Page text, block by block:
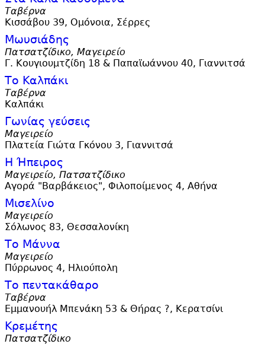
Ταβέρνα
Κισσάβου 39, Ομόνοια, Σέρρες
Μωυσιάδης
Πατσατζίδικο, Μαγειρείο
Γ. Κουγιουμτζίδη 18 & Παπαϊωάννου 40, Γιαννιτσά
Το Καλπάκι
Ταβέρνα
Καλπάκι
Γωνίας γεύσεις
Μαγειρείο
Πλατεία Γιώτα Γκόνου 3, Γιαννιτσά
Η Ήπειρος
Μαγειρείο, Πατσατζίδικο
Αγορά "Βαρβάκειος", Φιλοποίμενος 4, Αθήνα
Μισελίνο
Μαγειρείο
Σόλωνος 83, Θεσσαλονίκη
Το Μάννα
Μαγειρείο
Πύρρωνος 4, Ηλιούπολη
Το πεντακάθαρο
Ταβέρνα
Εμμανουήλ Μπενάκη 53 & Θήρας ?, Κερατσίνι
Κρεμέτης
Πατσατζίδικο